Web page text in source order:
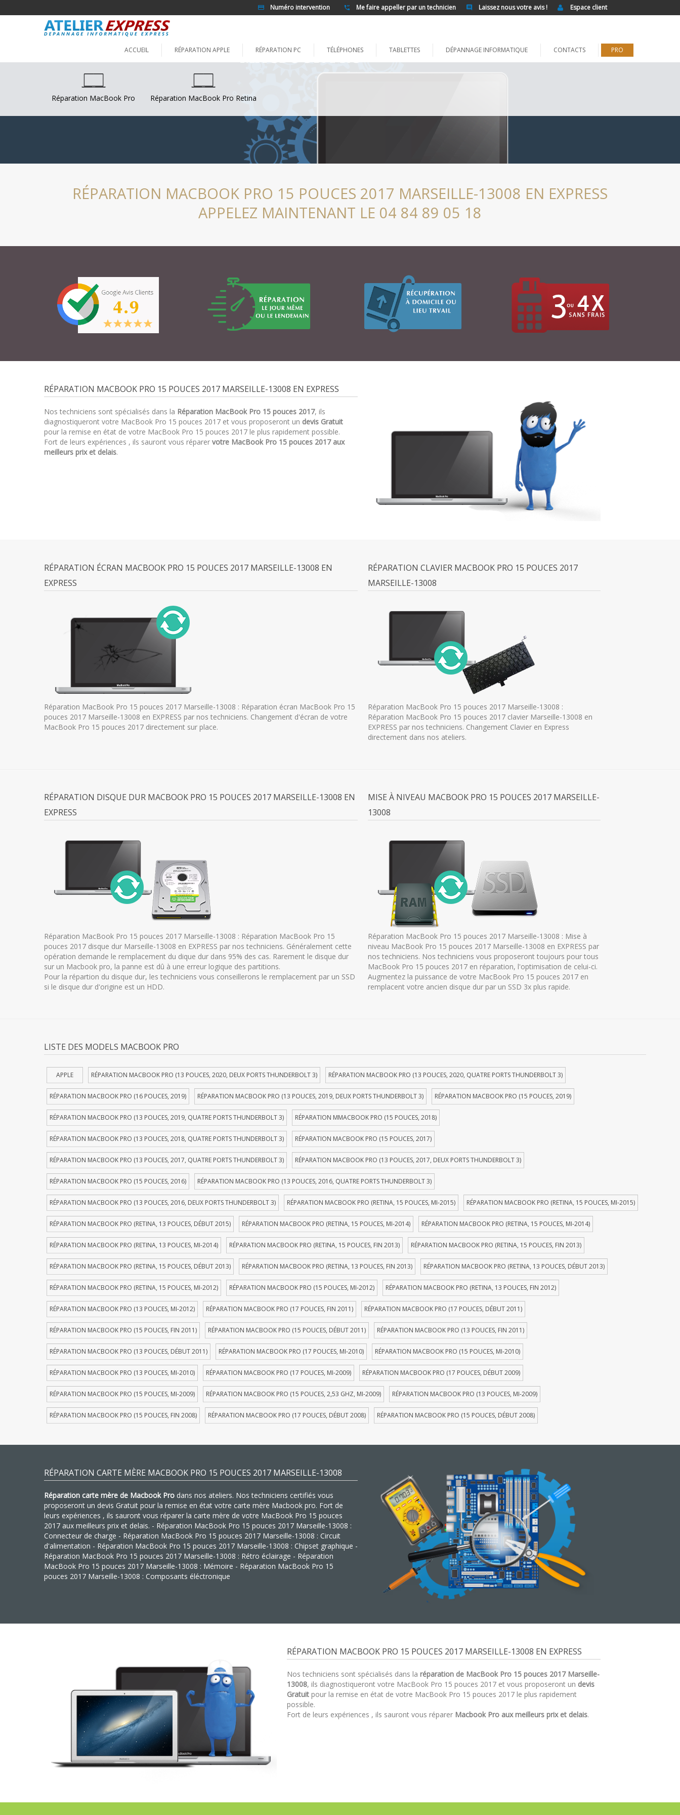
Espace client
Laissez nous votre avis !
Me faire appeller par un technicien
Numéro intervention
ACCUEIL RÉPARATION APPLE RÉPARATION PC TÉLÉPHONES TABLETTES DÉPANNAGE INFORMATIQUE CONTACTS PRO
Réparation MacBook Pro Réparation MacBook Pro Retina
RÉPARATION MACBOOK PRO 15 POUCES 2017 MARSEILLE-13008 EN EXPRESS
APPELEZ MAINTENANT LE 04 84 89 05 18
RÉPARATION MACBOOK PRO 15 POUCES 2017 MARSEILLE-13008 EN EXPRESS
Nos techniciens sont spécialisés dans la Réparation MacBook Pro 15 pouces 2017, ils
diagnostiqueront votre MacBook Pro 15 pouces 2017 et vous proposeront un devis Gratuit
pour la remise en état de votre MacBook Pro 15 pouces 2017 le plus rapidement possible.
Fort de leurs expériences , ils sauront vous réparer votre MacBook Pro 15 pouces 2017 aux
meilleurs prix et delais.
RÉPARATION ÉCRAN MACBOOK PRO 15 POUCES 2017 MARSEILLE-13008 EN
EXPRESS
Réparation MacBook Pro 15 pouces 2017 Marseille-13008 : Réparation écran MacBook Pro 15
pouces 2017 Marseille-13008 en EXPRESS par nos techniciens. Changement d'écran de votre
MacBook Pro 15 pouces 2017 directement sur place.
RÉPARATION CLAVIER MACBOOK PRO 15 POUCES 2017
MARSEILLE-13008
Réparation MacBook Pro 15 pouces 2017 Marseille-13008 :
Réparation MacBook Pro 15 pouces 2017 clavier Marseille-13008 en
EXPRESS par nos techniciens. Changement Clavier en Express
directement dans nos ateliers.
RÉPARATION DISQUE DUR MACBOOK PRO 15 POUCES 2017 MARSEILLE-13008 EN
EXPRESS
Réparation MacBook Pro 15 pouces 2017 Marseille-13008 : Réparation MacBook Pro 15
pouces 2017 disque dur Marseille-13008 en EXPRESS par nos techniciens. Généralement cette
opération demande le remplacement du dique dur dans 95% des cas. Rarement le disque dur
sur un Macbook pro, la panne est dû à une erreur logique des partitions.
Pour la répartion du disque dur, les techniciens vous conseillerons le remplacement par un SSD
si le disque dur d'origine est un HDD.
MISE À NIVEAU MACBOOK PRO 15 POUCES 2017 MARSEILLE-
13008
Réparation MacBook Pro 15 pouces 2017 Marseille-13008 : Mise à
niveau MacBook Pro 15 pouces 2017 Marseille-13008 en EXPRESS par
nos techniciens. Nos techniciens vous proposeront toujours pour tous
MacBook Pro 15 pouces 2017 en réparation, l'optimisation de celui-ci.
Augmentez la puissance de votre MacBook Pro 15 pouces 2017 en
remplacent votre ancien disque dur par un SSD 3x plus rapide.
LISTE DES MODELS MACBOOK PRO
APPLE RÉPARATION MACBOOK PRO (13 POUCES, 2020, DEUX PORTS THUNDERBOLT 3) RÉPARATION MACBOOK PRO (13 POUCES, 2020, QUATRE PORTS THUNDERBOLT 3)
RÉPARATION MACBOOK PRO (16 POUCES, 2019) RÉPARATION MACBOOK PRO (13 POUCES, 2019, DEUX PORTS THUNDERBOLT 3) RÉPARATION MACBOOK PRO (15 POUCES, 2019)
RÉPARATION MACBOOK PRO (13 POUCES, 2019, QUATRE PORTS THUNDERBOLT 3) RÉPARATION MMACBOOK PRO (15 POUCES, 2018)
RÉPARATION MACBOOK PRO (13 POUCES, 2018, QUATRE PORTS THUNDERBOLT 3) RÉPARATION MACBOOK PRO (15 POUCES, 2017)
RÉPARATION MACBOOK PRO (13 POUCES, 2017, QUATRE PORTS THUNDERBOLT 3) RÉPARATION MACBOOK PRO (13 POUCES, 2017, DEUX PORTS THUNDERBOLT 3)
RÉPARATION MACBOOK PRO (15 POUCES, 2016) RÉPARATION MACBOOK PRO (13 POUCES, 2016, QUATRE PORTS THUNDERBOLT 3)
RÉPARATION MACBOOK PRO (13 POUCES, 2016, DEUX PORTS THUNDERBOLT 3) RÉPARATION MACBOOK PRO (RETINA, 15 POUCES, MI-2015) RÉPARATION MACBOOK PRO (RETINA, 15 POUCES, MI-2015)
RÉPARATION MACBOOK PRO (RETINA, 13 POUCES, DÉBUT 2015) RÉPARATION MACBOOK PRO (RETINA, 15 POUCES, MI-2014) RÉPARATION MACBOOK PRO (RETINA, 15 POUCES, MI-2014)
RÉPARATION MACBOOK PRO (RETINA, 13 POUCES, MI-2014) RÉPARATION MACBOOK PRO (RETINA, 15 POUCES, FIN 2013) RÉPARATION MACBOOK PRO (RETINA, 15 POUCES, FIN 2013)
RÉPARATION MACBOOK PRO (RETINA, 15 POUCES, DÉBUT 2013) RÉPARATION MACBOOK PRO (RETINA, 13 POUCES, FIN 2013) RÉPARATION MACBOOK PRO (RETINA, 13 POUCES, DÉBUT 2013)
RÉPARATION MACBOOK PRO (RETINA, 15 POUCES, MI-2012) RÉPARATION MACBOOK PRO (15 POUCES, MI-2012) RÉPARATION MACBOOK PRO (RETINA, 13 POUCES, FIN 2012)
RÉPARATION MACBOOK PRO (13 POUCES, MI-2012) RÉPARATION MACBOOK PRO (17 POUCES, FIN 2011) RÉPARATION MACBOOK PRO (17 POUCES, DÉBUT 2011)
RÉPARATION MACBOOK PRO (15 POUCES, FIN 2011) RÉPARATION MACBOOK PRO (15 POUCES, DÉBUT 2011) RÉPARATION MACBOOK PRO (13 POUCES, FIN 2011)
RÉPARATION MACBOOK PRO (13 POUCES, DÉBUT 2011) RÉPARATION MACBOOK PRO (17 POUCES, MI-2010) RÉPARATION MACBOOK PRO (15 POUCES, MI-2010)
RÉPARATION MACBOOK PRO (13 POUCES, MI-2010) RÉPARATION MACBOOK PRO (17 POUCES, MI-2009) RÉPARATION MACBOOK PRO (17 POUCES, DÉBUT 2009)
RÉPARATION MACBOOK PRO (15 POUCES, MI-2009) RÉPARATION MACBOOK PRO (15 POUCES, 2,53 GHZ, MI-2009) RÉPARATION MACBOOK PRO (13 POUCES, MI-2009)
RÉPARATION MACBOOK PRO (15 POUCES, FIN 2008) RÉPARATION MACBOOK PRO (17 POUCES, DÉBUT 2008) RÉPARATION MACBOOK PRO (15 POUCES, DÉBUT 2008)
RÉPARATION CARTE MÈRE MACBOOK PRO 15 POUCES 2017 MARSEILLE-13008
Réparation carte mère de Macbook Pro dans nos ateliers. Nos techniciens certifiés vous
proposeront un devis Gratuit pour la remise en état votre carte mère Macbook pro. Fort de
leurs expériences , ils sauront vous réparer la carte mère de votre MacBook Pro 15 pouces
2017 aux meilleurs prix et delais. - Réparation MacBook Pro 15 pouces 2017 Marseille-13008 :
Connecteur de charge - Réparation MacBook Pro 15 pouces 2017 Marseille-13008 : Circuit
d'alimentation - Réparation MacBook Pro 15 pouces 2017 Marseille-13008 : Chipset graphique -
Réparation MacBook Pro 15 pouces 2017 Marseille-13008 : Rétro éclairage - Réparation
MacBook Pro 15 pouces 2017 Marseille-13008 : Mémoire - Réparation MacBook Pro 15
pouces 2017 Marseille-13008 : Composants éléctronique
RÉPARATION MACBOOK PRO 15 POUCES 2017 MARSEILLE-13008 EN EXPRESS
Nos techniciens sont spécialisés dans la réparation de MacBook Pro 15 pouces 2017 Marseille-
13008, ils diagnostiqueront votre MacBook Pro 15 pouces 2017 et vous proposeront un devis
Gratuit pour la remise en état de votre MacBook Pro 15 pouces 2017 le plus rapidement
possible.
Fort de leurs expériences , ils sauront vous réparer Macbook Pro aux meilleurs prix et delais.